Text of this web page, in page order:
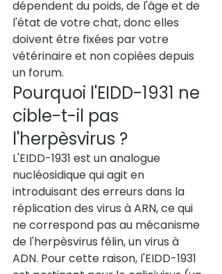
dépendent du poids, de l'âge et de
l'état de votre chat, donc elles
doivent être fixées par votre
vétérinaire et non copiées depuis
un forum.
Pourquoi l'EIDD-1931 ne
cible-t-il pas
l'herpèsvirus ?
L'EIDD-1931 est un analogue
nucléosidique qui agit en
introduisant des erreurs dans la
réplication des virus à ARN, ce qui
ne correspond pas au mécanisme
de l'herpèsvirus félin, un virus à
ADN. Pour cette raison, l'EIDD-1931